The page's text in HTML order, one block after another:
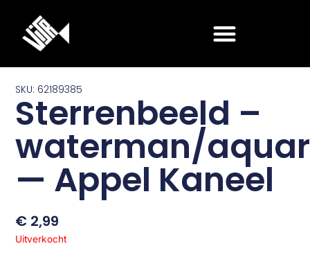
SKU: 62189385
Sterrenbeeld –
waterman/
— Appel Kaneel
€ 2,99
Uitverkocht